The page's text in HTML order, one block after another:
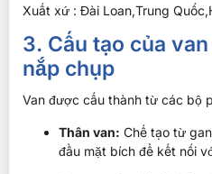
Xuất xứ : Đài Loan,Trung
3. Cấu tạo của
nắp chụp
Van được cấu thành từ các bộ
Thân van: Chế tạo từ
đầu mặt bích để kết nối